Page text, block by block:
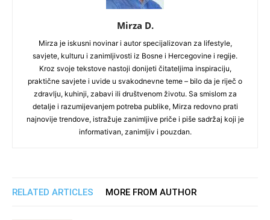
Mirza D.
Mirza je iskusni novinar i autor specijalizovan za lifestyle,
savjete, kulturu i zanimljivosti iz Bosne i Hercegovine i regije.
Kroz svoje tekstove nastoji donijeti čitateljima inspiraciju,
praktične savjete i uvide u svakodnevne teme – bilo da je riječ o
zdravlju, kuhinji, zabavi ili društvenom životu. Sa smislom za
detalje i razumijevanjem potreba publike, Mirza redovno prati
najnovije trendove, istražuje zanimljive priče i piše sadržaj koji je
informativan, zanimljiv i pouzdan.
RELATED ARTICLES MORE FROM AUTHOR